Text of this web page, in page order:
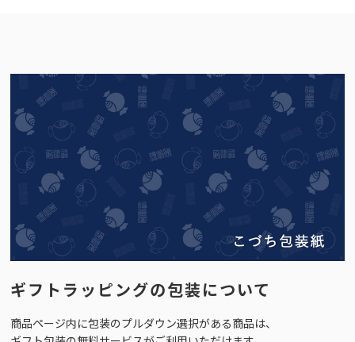
ギフトラッピングの包装について
商品ページ内に包装のプルダウン選択がある商品は、